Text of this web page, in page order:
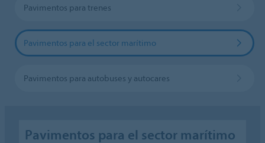
Pavimentos para trenes
Pavimentos para el sector marítimo
Pavimentos para autobuses y autocares
Pavimentos para el sector marítimo